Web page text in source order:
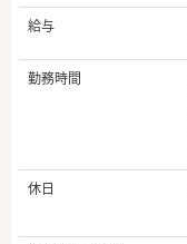
給与
勤務時間
休日